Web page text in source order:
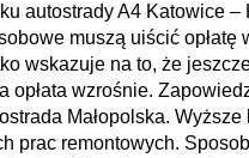
autostrady A4 Katowice –
muszą uiścić opłatę
wskazuje na to, że
opłata wzrośnie.
Małopolska.
prac remontowych.